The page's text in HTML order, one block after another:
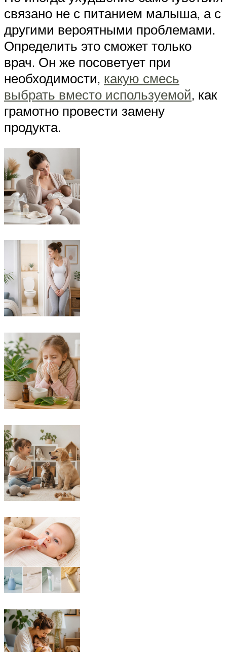
связано не с питанием малыша, а с
другими вероятными проблемами.
Определить это сможет только
врач. Он же посоветует при
необходимости, какую смесь
выбрать вместо используемой, как
грамотно провести замену
продукта.